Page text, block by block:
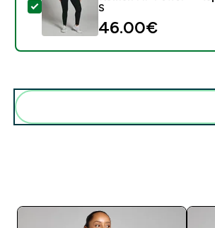
- Женские леггинсы с высокой
S
46.00€‎